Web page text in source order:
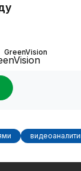
GreenVision